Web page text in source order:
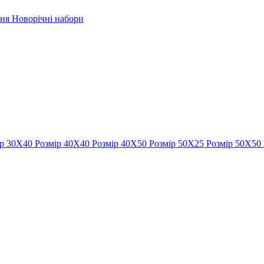
Новорічні набори
30Х40 Розмір 40Х40 Розмір 40Х50 Розмір 50Х25 Розмір 50Х50